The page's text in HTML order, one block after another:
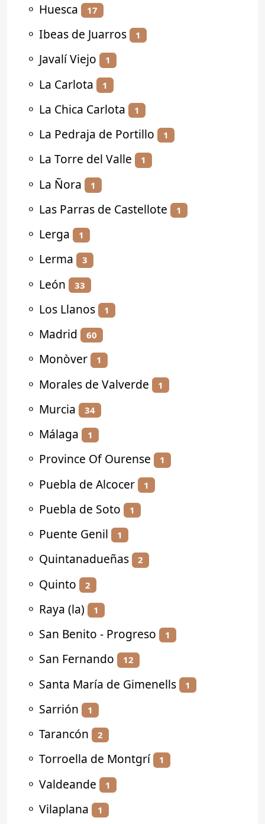
⚬ Huesca 17
⚬ Ibeas de Juarros 1
⚬ Javalí Viejo 1
⚬ La Carlota 1
⚬ La Chica Carlota 1
⚬ La Pedraja de Portillo 1
⚬ La Torre del Valle 1
⚬ La Ñora 1
⚬ Las Parras de Castellote 1
⚬ Lerga 1
⚬ Lerma 3
⚬ León 33
⚬ Los Llanos 1
⚬ Madrid 60
⚬ Monòver 1
⚬ Morales de Valverde 1
⚬ Murcia 34
⚬ Málaga 1
⚬ Province Of Ourense 1
⚬ Puebla de Alcocer 1
⚬ Puebla de Soto 1
⚬ Puente Genil 1
⚬ Quintanadueñas 2
⚬ Quinto 2
⚬ Raya (la) 1
⚬ San Benito - Progreso 1
⚬ San Fernando 12
⚬ Santa María de Gimenells 1
⚬ Sarrión 1
⚬ Tarancón 2
⚬ Torroella de Montgrí 1
⚬ Valdeande 1
⚬ Vilaplana 1